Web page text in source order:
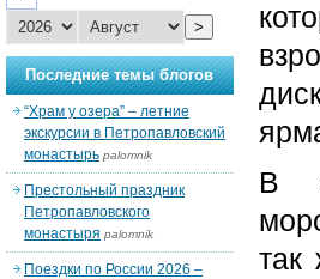
В
так
>
Последние темы блогов
“Храм у озера” – летние
экскурсии в Петропавловский
монастырь palomnik
Престольный праздник
Петропавловского
монастыря palomnik
Поездки по России 2026 –